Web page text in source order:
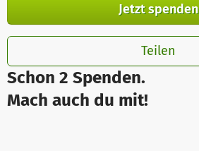
Schon 2 Spenden.
Mach auch du mit!
Jetzt spenden
Teilen